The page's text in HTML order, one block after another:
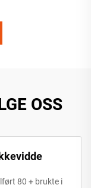
OSS
80 + brukte i